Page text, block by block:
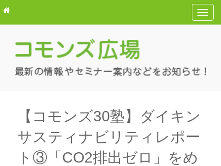
T
o
e
【コモンズ30塾】ダイキン
サスティナビリティレポー
ト③「CO2排出ゼロ」をめ